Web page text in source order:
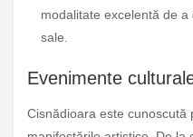
modalitate excelentă de
sale.
Evenimente
Cisnădioara este cunoscută